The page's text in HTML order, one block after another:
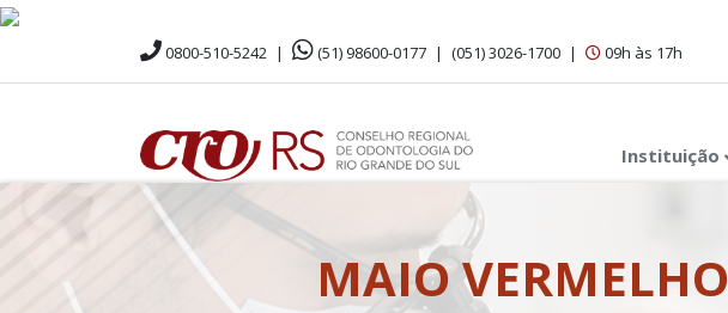
0800-510-5242 | (51) 98600-0177 | (051) 3026-1700 | 09h às 17h
Instituição
MAIO VERMELHO